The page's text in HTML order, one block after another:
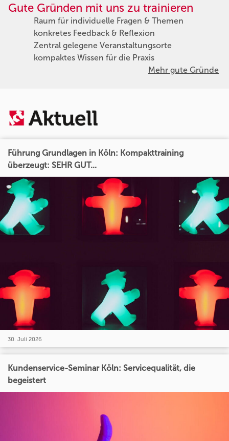
Gute Gründen mit uns zu trainieren
Raum für individuelle Fragen & Themen
konkretes Feedback & Reflexion
Zentral gelegene Veranstaltungsorte
kompaktes Wissen für die Praxis
Mehr gute Gründe
Führung Grundlagen in Köln: Kompakttraining
überzeugt: SEHR GUT...
30. Juli 2026
Kundenservice-Seminar Köln: Servicequalität, die
begeistert